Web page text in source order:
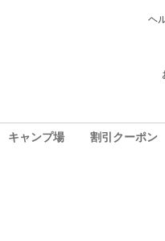
ヘ
キャンプ場 割引クーポン